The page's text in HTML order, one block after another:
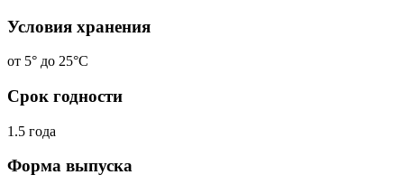
Условия хранения
от 5° до 25°С
Срок годности
1.5 года
Форма выпуска